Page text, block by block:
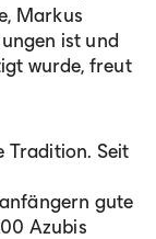
Markus
ist und
wurde, freut
Tradition. Seit
gute
Azubis